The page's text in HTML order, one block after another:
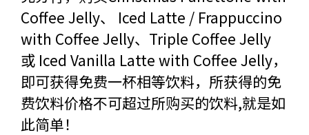
Coffee Jelly、 Iced Latte / Frappuccino
with Coffee Jelly、Triple Coffee Jelly
或 Iced Vanilla Latte with Coffee Jelly，
即可获得免费一杯相等饮料，所获得的免
费饮料价格不可超过所购买的饮料,就是如
此简单！